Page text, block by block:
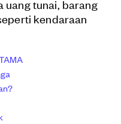
uang tunai, barang
kendaraan